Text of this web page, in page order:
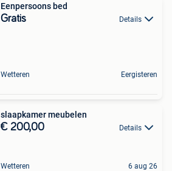
Eenpersoons bed
Gratis Details
Wetteren Eergisteren
slaapkamer meubelen
€ 200,00 Details
Wetteren 6 aug 26